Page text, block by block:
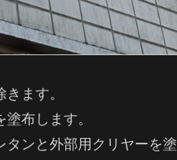
ます。
布します。
ンと外部用クリヤーを塗